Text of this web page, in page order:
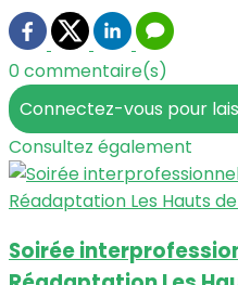
0 commentaire(s)
Connectez-vous pour
Consultez également
Soirée